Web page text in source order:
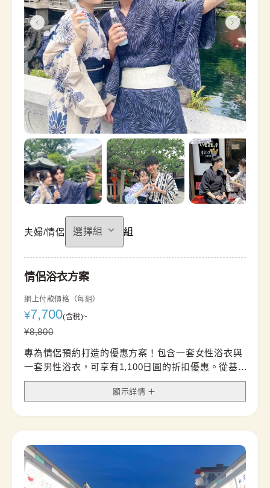
夫婦/情侶 組
情侶浴衣方案
網上付款價格（每組）
¥7,700(含稅)~
¥8,800
專為情侶預約打造的優惠方案！包含一套女性浴衣與
一套男性浴衣，可享有1,100日圓的折扣優惠。從基
本款式、蕾絲浴衣到品牌浴衣，提供多樣化的選擇。
無論是夏日祭典、煙火大會或觀光旅行，都能穿上涼
顯示詳情